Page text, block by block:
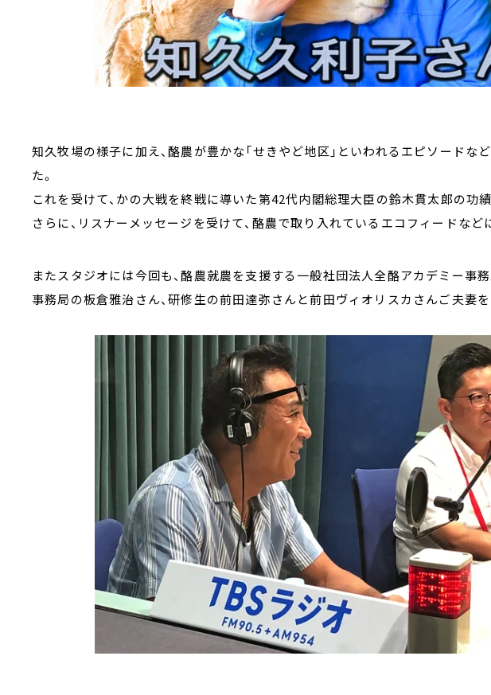
知久牧場の様子に加え、酪農が豊かな「せきやど地区」といわれるエピソードな
た。
これを受けて、かの大戦を終戦に導いた第42代内閣総理大臣の鈴木貫太郎の功
さらに、リスナーメッセージを受けて、酪農で取り入れているエコフィードなど
またスタジオには今回も、酪農就農を支援する一般社団法人全酪アカデミー事務
事務局の板倉雅治さん、研修生の前田達弥さんと前田ヴィオリスカさんご夫妻を